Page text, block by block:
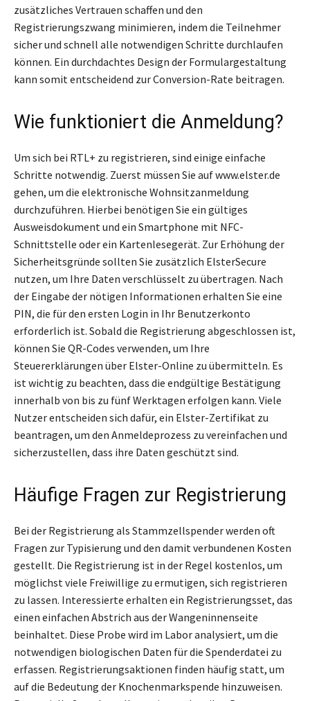
zusätzliches Vertrauen schaffen und den
Registrierungszwang minimieren, indem die Teilnehmer
sicher und schnell alle notwendigen Schritte durchlaufen
können. Ein durchdachtes Design der Formulargestaltung
kann somit entscheidend zur Conversion-Rate beitragen.
Wie funktioniert die Anmeldung?
Um sich bei RTL+ zu registrieren, sind einige einfache
Schritte notwendig. Zuerst müssen Sie auf www.elster.de
gehen, um die elektronische Wohnsitzanmeldung
durchzuführen. Hierbei benötigen Sie ein gültiges
Ausweisdokument und ein Smartphone mit NFC-
Schnittstelle oder ein Kartenlesegerät. Zur Erhöhung der
Sicherheitsgründe sollten Sie zusätzlich ElsterSecure
nutzen, um Ihre Daten verschlüsselt zu übertragen. Nach
der Eingabe der nötigen Informationen erhalten Sie eine
PIN, die für den ersten Login in Ihr Benutzerkonto
erforderlich ist. Sobald die Registrierung abgeschlossen ist,
können Sie QR-Codes verwenden, um Ihre
Steuererklärungen über Elster-Online zu übermitteln. Es
ist wichtig zu beachten, dass die endgültige Bestätigung
innerhalb von bis zu fünf Werktagen erfolgen kann. Viele
Nutzer entscheiden sich dafür, ein Elster-Zertifikat zu
beantragen, um den Anmeldeprozess zu vereinfachen und
sicherzustellen, dass ihre Daten geschützt sind.
Häufige Fragen zur Registrierung
Bei der Registrierung als Stammzellspender werden oft
Fragen zur Typisierung und den damit verbundenen Kosten
gestellt. Die Registrierung ist in der Regel kostenlos, um
möglichst viele Freiwillige zu ermutigen, sich registrieren
zu lassen. Interessierte erhalten ein Registrierungsset, das
einen einfachen Abstrich aus der Wangeninnenseite
beinhaltet. Diese Probe wird im Labor analysiert, um die
notwendigen biologischen Daten für die Spenderdatei zu
erfassen. Registrierungsaktionen finden häufig statt, um
auf die Bedeutung der Knochenmarkspende hinzuweisen.